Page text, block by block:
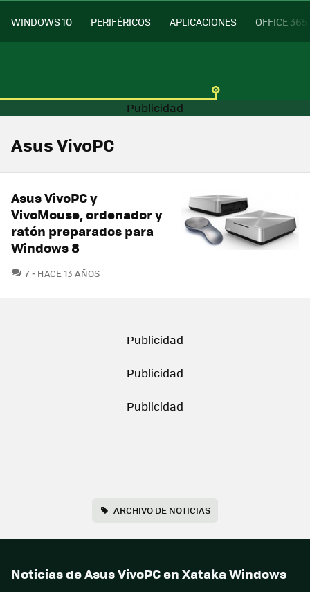
WINDOWS 10 PERIFÉRICOS APLICACIONES OFFICE 365
Asus VivoPC
Asus VivoPC y
VivoMouse, ordenador y
ratón preparados para
Windows 8
7COMENTARIOS
HACE 13 AÑOS
ARCHIVO DE NOTICIAS
Noticias de Asus VivoPC en Xataka Windows